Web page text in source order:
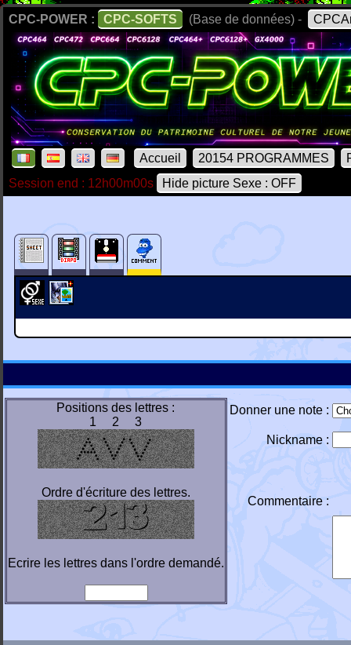
CPC-POWER : CPC-SOFTS (Base de données) -
Accueil 20154 PROGRAMMES
Session end : 12h00m00s
Hide picture Sexe : OFF
Positions des lettres :
1 2 3
Ordre d'écriture des lettres.
Ecrire les lettres dans l'ordre demandé.
Donner une note :
Nickname :
Commentaire :